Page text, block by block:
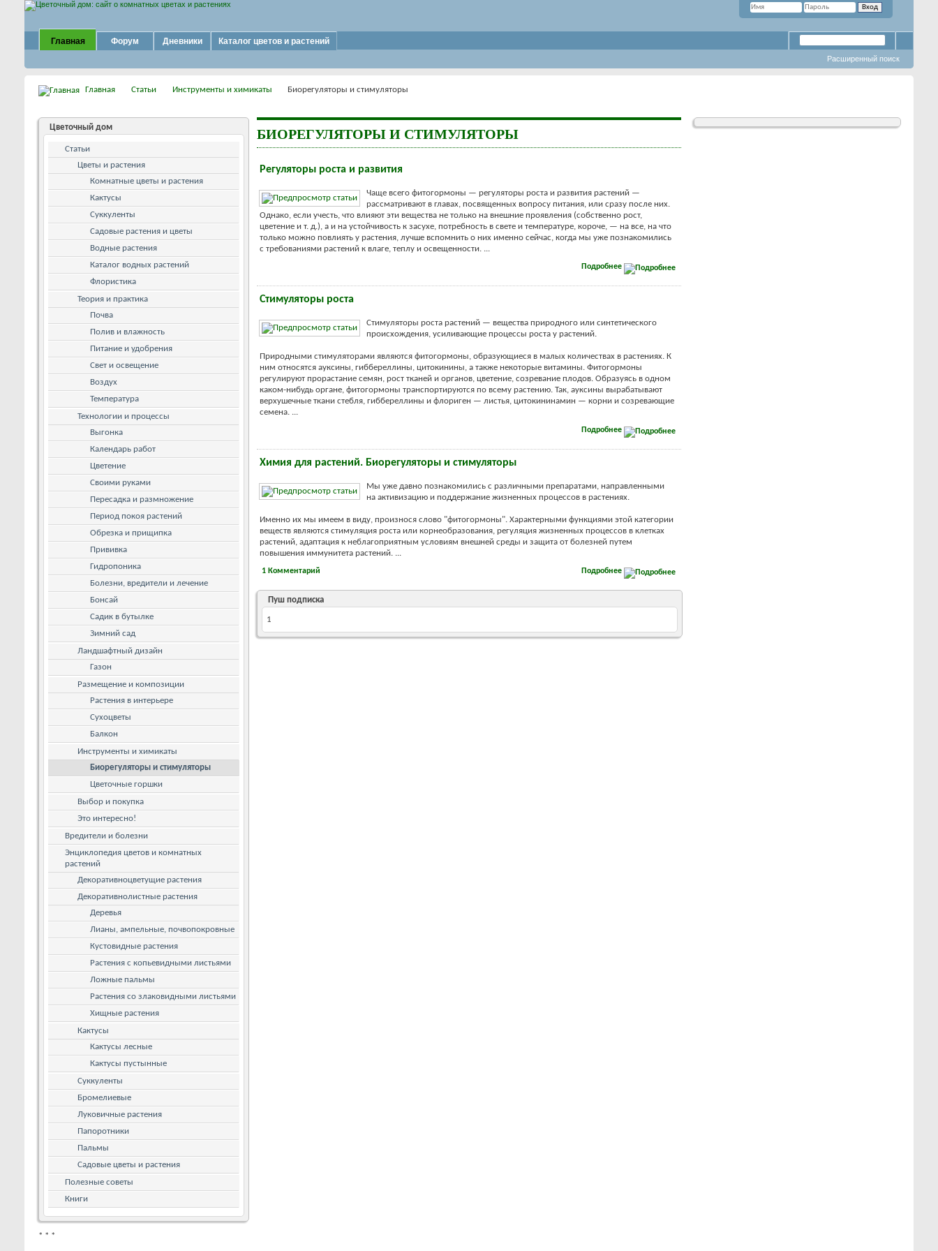
Главная Форум Дневники Каталог цветов и растений
Расширенный поиск
Главная Статьи Инструменты и химикаты Биорегуляторы и стимуляторы
БИОРЕГУЛЯТОРЫ И СТИМУЛЯТОРЫ
Регуляторы роста и развития
Чаще всего фитогормоны — регуляторы роста и развития растений —
рассматривают в главах, посвященных вопросу питания, или сразу после них.
Однако, если учесть, что влияют эти вещества не только на внешние проявления (собственно рост,
цветение и т. д.), а и на устойчивость к засухе, потребность в свете и температуре, короче, — на все, на что
только можно повлиять у растения, лучше вспомнить о них именно сейчас, когда мы уже познакомились
с требованиями растений к влаге, теплу и освещенности. ...
Подробнее
Стимуляторы роста
Стимуляторы роста растений — вещества природного или синтетического
происхождения, усиливающие процессы роста у растений.
Природными стимуляторами являются фитогормоны, образующиеся в малых количествах в растениях. К
ним относятся ауксины, гиббереллины, цитокинины, а также некоторые витамины. Фитогормоны
регулируют прорастание семян, рост тканей и органов, цветение, созревание плодов. Образуясь в одном
каком-нибудь органе, фитогормоны транспортируются по всему растению. Так, ауксины вырабатывают
верхушечные ткани стебля, гиббереллины и флориген — листья, цитокининамин — корни и созревающие
семена. ...
Подробнее
Химия для растений. Биорегуляторы и стимуляторы
Мы уже давно познакомились с различными препаратами, направленными
на активизацию и поддержание жизненных процессов в растениях.
Именно их мы имеем в виду, произнося слово "фитогормоны". Характерными функциями этой категории
веществ являются стимуляция роста или корнеобразования, регуляция жизненных процессов в клетках
растений, адаптация к неблагоприятным условиям внешней среды и защита от болезней путем
повышения иммунитета растений. ...
Подробнее
1 Комментарий
Пуш подписка
1
Цветочный дом
Статьи
Цветы и растения
Комнатные цветы и растения
Кактусы
Суккуленты
Садовые растения и цветы
Водные растения
Каталог водных растений
Флористика
Теория и практика
Почва
Полив и влажность
Питание и удобрения
Свет и освещение
Воздух
Температура
Технологии и процессы
Выгонка
Календарь работ
Цветение
Своими руками
Пересадка и размножение
Период покоя растений
Обрезка и прищипка
Прививка
Гидропоника
Болезни, вредители и лечение
Бонсай
Садик в бутылке
Зимний сад
Ландшафтный дизайн
Газон
Размещение и композиции
Растения в интерьере
Сухоцветы
Балкон
Инструменты и химикаты
Биорегуляторы и стимуляторы
Цветочные горшки
Выбор и покупка
Это интересно!
Вредители и болезни
Энциклопедия цветов и комнатных
растений
Декоративноцветущие растения
Декоративнолистные растения
Деревья
Лианы, ампельные, почвопокровные
Кустовидные растения
Растения с копьевидными листьями
Ложные пальмы
Растения со злаковидными листьями
Хищные растения
Кактусы
Кактусы лесные
Кактусы пустынные
Суккуленты
Бромелиевые
Луковичные растения
Папоротники
Пальмы
Садовые цветы и растения
Полезные советы
Книги
* * *